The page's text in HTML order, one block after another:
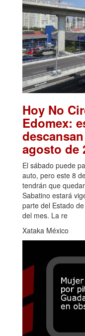
Hoy No
Edomex:
agosto de
El sábado puede
auto, pero este 8
tendrán que
Sabatino estará
parte del Estado
del mes. La re
Xataka México